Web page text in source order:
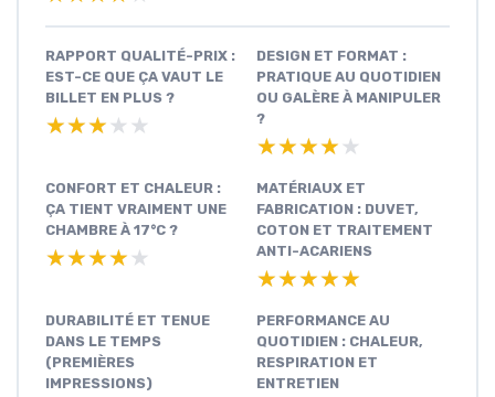
RAPPORT QUALITÉ-PRIX :
EST-CE QUE ÇA VAUT LE
BILLET EN PLUS ?
★★★★★
★★★★★
DESIGN ET FORMAT :
PRATIQUE AU QUOTIDIEN
OU GALÈRE À MANIPULER
?
★★★★★
★★★★★
CONFORT ET CHALEUR :
ÇA TIENT VRAIMENT UNE
CHAMBRE À 17°C ?
★★★★★
★★★★★
MATÉRIAUX ET
FABRICATION : DUVET,
COTON ET TRAITEMENT
ANTI-ACARIENS
★★★★★
★★★★★
DURABILITÉ ET TENUE
DANS LE TEMPS
(PREMIÈRES
IMPRESSIONS)
PERFORMANCE AU
QUOTIDIEN : CHALEUR,
RESPIRATION ET
ENTRETIEN